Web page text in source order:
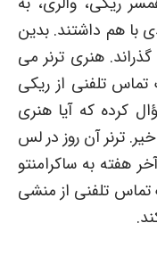
با هم داشتند. بدین
هنری ترنر می
14 آگوست یک تماس تلفنی از ریکی
کرده که آیا هنری
ترنر آن روز در لس
هفته به ساکرامنتو
تلفنی از منشی